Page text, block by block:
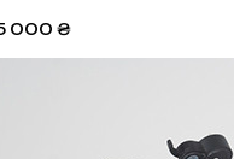
000 ₴